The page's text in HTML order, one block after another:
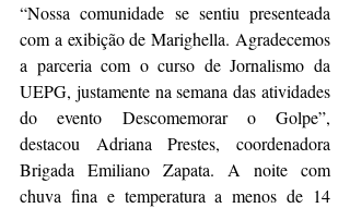
“Nossa comunidade se sentiu presenteada
com a exibição de Marighella. Agradecemos
a parceria com o curso de Jornalismo da
UEPG, justamente na semana das atividades
do evento Descomemorar o Golpe”,
destacou Adriana Prestes, coordenadora
Brigada Emiliano Zapata. A noite com
chuva fina e temperatura a menos de 14